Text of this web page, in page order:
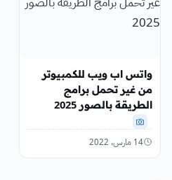
واتس اب ويب للكمبيوتر
من غير تحمل برامج
الطريقة بالصور 2025
14 مارس، 2022